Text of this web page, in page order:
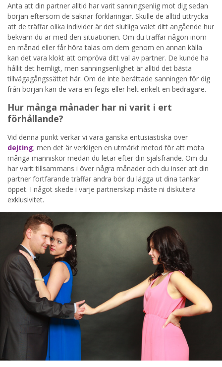
Anta att din partner alltid har varit sanningsenlig mot dig sedan
början eftersom de saknar förklaringar. Skulle de alltid uttrycka
att de träffar olika individer är det slutliga valet ditt angående hur
bekväm du är med den situationen. Om du träffar någon inom
en månad eller får höra talas om dem genom en annan källa
kan det vara klokt att ompröva ditt val av partner. De kunde ha
hållit det hemligt, men sanningsenlighet är alltid det bästa
tillvägagångssättet här. Om de inte berättade sanningen för dig
från början kan de vara en fegis eller helt enkelt en bedragare.
Hur många månader har ni varit i ert
förhållande?
Vid denna punkt verkar vi vara ganska entusiastiska över
dejting; men det är verkligen en utmärkt metod för att möta
många människor medan du letar efter din själsfrände. Om du
har varit tillsammans i över några månader och du inser att din
partner fortfarande träffar andra bör du lägga ut dina tankar
öppet. I något skede i varje partnerskap måste ni diskutera
exklusivitet.